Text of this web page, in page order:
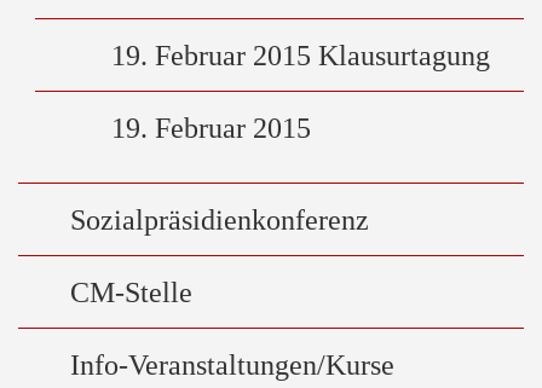
19. Februar 2015 Klausurtagung
19. Februar 2015
Sozialpräsidienkonferenz
CM-Stelle
Info-Veranstaltungen/Kurse